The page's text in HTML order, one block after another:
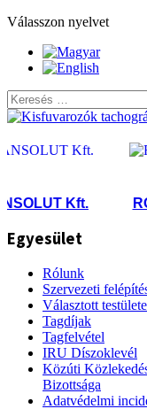
Válasszon nyelvet
Kft.
Egyesület
Rólunk
Szervezeti
Választott
Tagdíjak
Tagfelvétel
IRU Díszoklevél
Közúti
Bizottsága
Adatvédelmi